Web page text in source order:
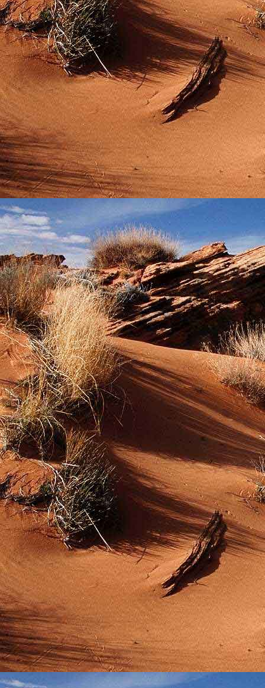
Dr. Göllner
2081 Piliscsaba,
e-mail:
telefonszám:
adószám: